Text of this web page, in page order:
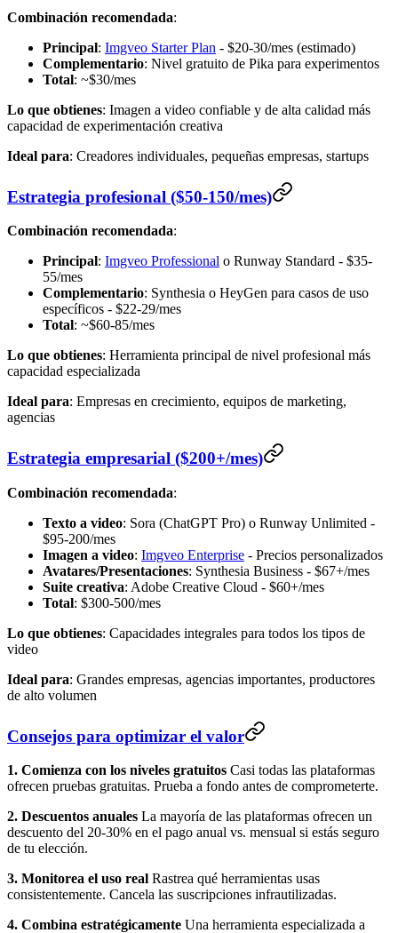
Combinación recomendada:
Principal: Imgveo Starter Plan - $20-30/mes (estimado)
Complementario: Nivel gratuito de Pika para experimentos
Total: ~$30/mes
Lo que obtienes: Imagen a video confiable y de alta calidad más
capacidad de experimentación creativa
Ideal para: Creadores individuales, pequeñas empresas, startups
Estrategia profesional ($50-150/mes)
Combinación recomendada:
Principal: Imgveo Professional o Runway Standard - $35-
55/mes
Complementario: Synthesia o HeyGen para casos de uso
específicos - $22-29/mes
Total: ~$60-85/mes
Lo que obtienes: Herramienta principal de nivel profesional más
capacidad especializada
Ideal para: Empresas en crecimiento, equipos de marketing,
agencias
Estrategia empresarial ($200+/mes)
Combinación recomendada:
Texto a video: Sora (ChatGPT Pro) o Runway Unlimited -
$95-200/mes
Imagen a video: Imgveo Enterprise - Precios personalizados
Avatares/Presentaciones: Synthesia Business - $67+/mes
Suite creativa: Adobe Creative Cloud - $60+/mes
Total: $300-500/mes
Lo que obtienes: Capacidades integrales para todos los tipos de
video
Ideal para: Grandes empresas, agencias importantes, productores
de alto volumen
Consejos para optimizar el valor
1. Comienza con los niveles gratuitos Casi todas las plataformas
ofrecen pruebas gratuitas. Prueba a fondo antes de comprometerte.
2. Descuentos anuales La mayoría de las plataformas ofrecen un
descuento del 20-30% en el pago anual vs. mensual si estás seguro
de tu elección.
3. Monitorea el uso real Rastrea qué herramientas usas
consistentemente. Cancela las suscripciones infrautilizadas.
4. Combina estratégicamente Una herramienta especializada a